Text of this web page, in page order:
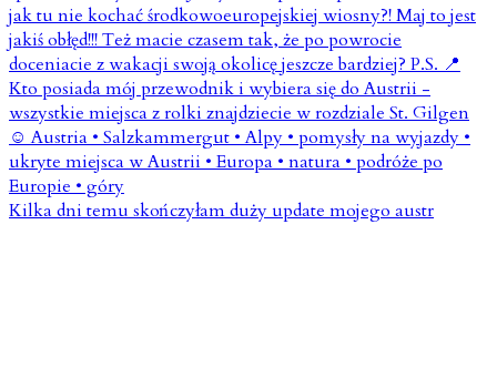
Kilka dni temu skończyłam duży update mojego austr